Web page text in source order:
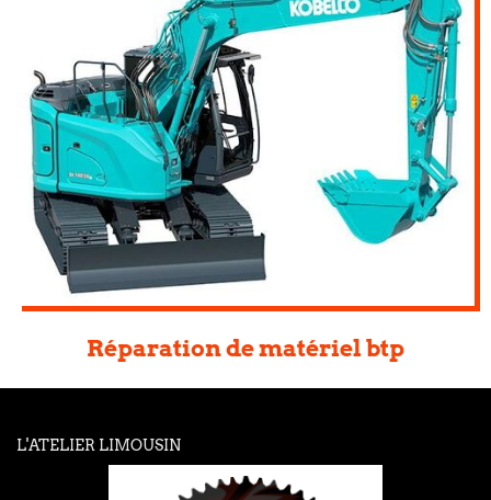
Réparation de matériel btp
L'ATELIER LIMOUSIN